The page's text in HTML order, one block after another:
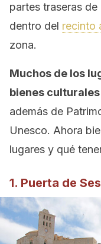
partes traseras
dentro del recinto
zona.
Muchos de los
bienes
además de
Unesco. Ahora
lugares y qué
1. Puerta de